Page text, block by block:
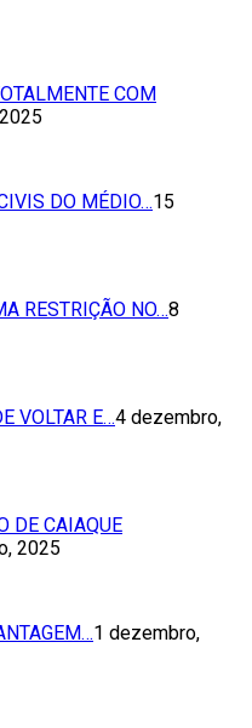
COM
DO MÉDIO…15
RESTRIÇÃO NO…8
VOLTAR E…4 dezembro,
DE CAIAQUE
2025
1 dezembro,